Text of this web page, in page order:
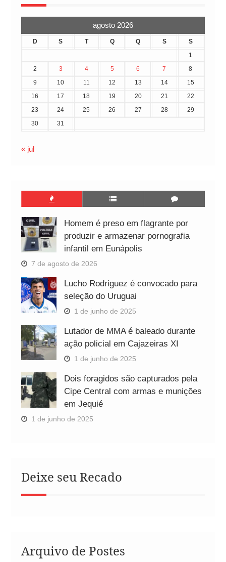
agosto 2026
D S T Q Q S
S
1
2
3 4 5 6 7
8
9
10 11 12 13 14
15
16
17 18 19 20 21
22
23
24 25 26 27 28
29
30
31
« jul
Homem é preso em flagrante por
produzir e armazenar pornografia
infantil em Eunápolis
7 de agosto de 2026
Lucho Rodriguez é convocado para
seleção do Uruguai
1 de junho de 2025
Lutador de MMA é baleado durante
ação policial em Cajazeiras XI
1 de junho de 2025
Dois foragidos são capturados pela
Cipe Central com armas e munições
em Jequié
1 de junho de 2025
Deixe seu Recado
Arquivo de Postes